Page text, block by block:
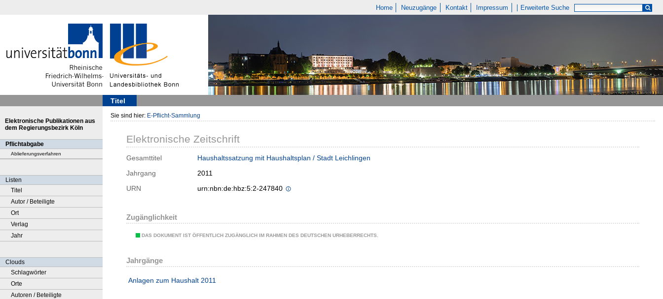
Home Neuzugänge Kontakt Impressum Erweiterte Suche
Titel
Elektronische Publikationen aus
dem Regierungsbezirk Köln
Pflichtabgabe
Ablieferungsverfahren
Listen
Titel
Autor / Beteiligte
Ort
Verlag
Jahr
Clouds
Schlagwörter
Orte
Autoren / Beteiligte
Sie sind hier: E-Pflicht-Sammlung
Elektronische Zeitschrift
Gesamttitel
Haushaltssatzung mit Haushaltsplan / Stadt Leichlingen
Jahrgang
2011
URN
urn:nbn:de:hbz:5:2-247840
Zugänglichkeit
DAS DOKUMENT IST ÖFFENTLICH ZUGÄNGLICH IM RAHMEN DES DEUTSCHEN URHEBERRECHTS.
Jahrgänge
Anlagen zum Haushalt 2011